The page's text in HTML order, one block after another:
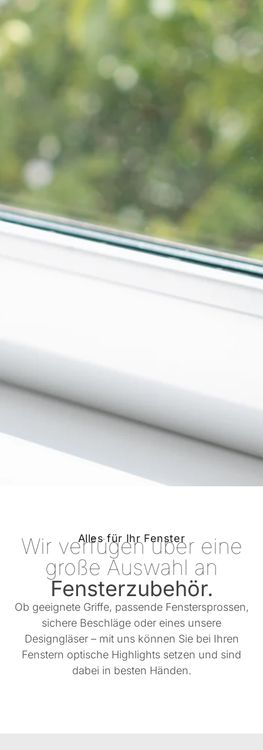
Alles für Ihr Fenster
Wir verfügen über eine
große Auswahl an
Fensterzubehör.
Ob geeignete Griffe, passende Fenstersprossen,
sichere Beschläge oder eines unsere
Designgläser – mit uns können Sie bei Ihren
Fenstern optische Highlights setzen und sind
dabei in besten Händen.